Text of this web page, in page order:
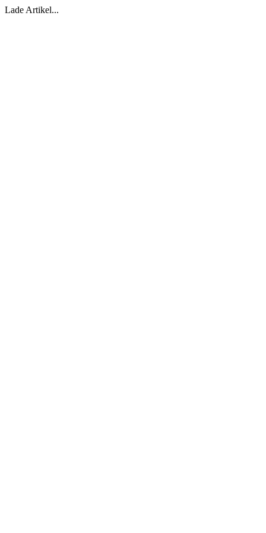
Lade Artikel...